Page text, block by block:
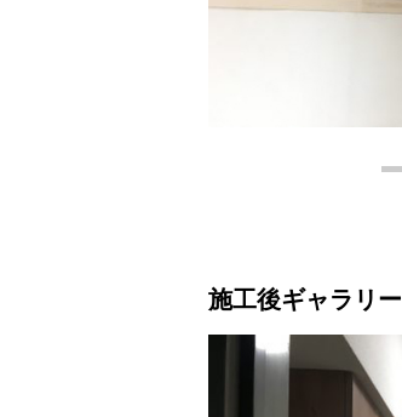
施工後ギャラリー